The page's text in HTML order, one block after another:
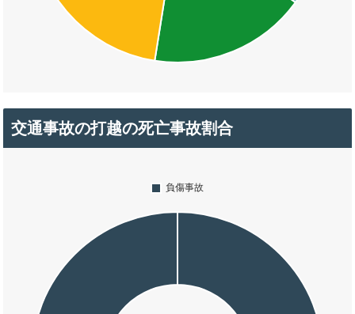
交通事故の打越の死亡事故割合